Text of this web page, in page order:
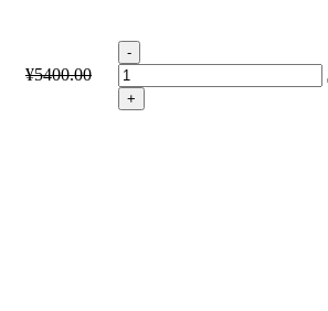
¥5400.00
-
+